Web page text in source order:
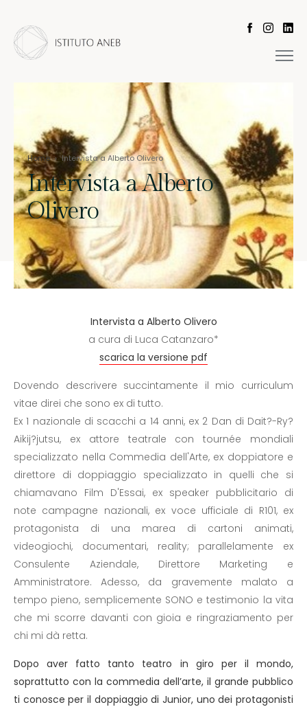
Home › Intervista a Alberto Olivero
Intervista a Alberto
Olivero
Intervista a Alberto Olivero
a cura di Luca Catanzaro*
scarica la versione pdf
Dovendo descrivere succintamente il mio curriculum
vitae direi che sono ex di tutto.
Ex 1 nazionale di scacchi a 14 anni, ex 2 Dan di Dait?-Ry?
Aikij?jutsu, ex attore teatrale con tournée mondiali
specializzato nella Commedia dell'Arte, ex doppiatore e
direttore di doppiaggio specializzato in quelli che si
chiamavano Film D'Essai, ex speaker pubblicitario di
note campagne nazionali, ex voce ufficiale di R101, ex
protagonista di una marea di cartoni animati,
videogiochi, documentari, reality; parallelamente ex
Consulente Aziendale, Direttore Marketing e
Amministratore. Adesso, da gravemente malato a
tempo pieno, semplicemente SONO e testimonio la vita
che mi scorre davanti con gioia e ringraziamento per
chi mi dà retta.
Dopo aver fatto tanto teatro in giro per il mondo,
soprattutto con la commedia dell’arte, il grande pubblico
ti conosce per il doppiaggio di Junior, uno dei protagonisti